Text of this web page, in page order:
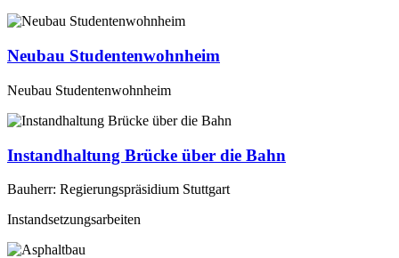
Neubau Studentenwohnheim
Neubau Studentenwohnheim
Instandhaltung Brücke über die Bahn
Bauherr: Regierungspräsidium Stuttgart
Instandsetzungsarbeiten